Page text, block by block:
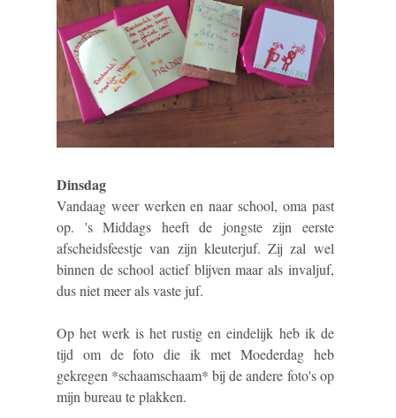
Dinsdag
Vandaag weer werken en naar school, oma past
op. 's Middags heeft de jongste zijn eerste
afscheidsfeestje van zijn kleuterjuf. Zij zal wel
binnen de school actief blijven maar als invaljuf,
dus niet meer als vaste juf.
Op het werk is het rustig en eindelijk heb ik de
tijd om de foto die ik met Moederdag heb
gekregen *schaamschaam* bij de andere foto's op
mijn bureau te plakken.